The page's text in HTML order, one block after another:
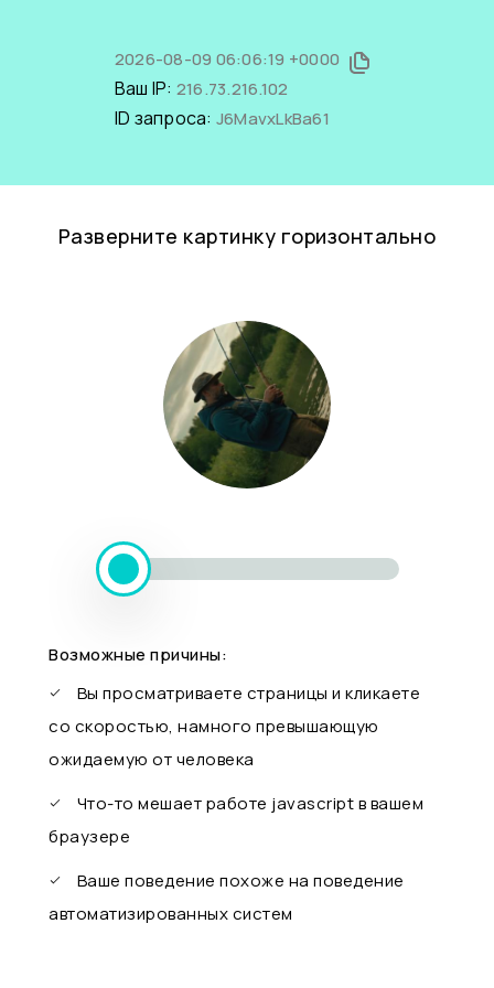
2026-08-09 06:06:19 +0000
Ваш IP: 216.73.216.102
ID запроса: J6MavxLkBa61
Разверните картинку горизонтально
Возможные причины:
Вы просматриваете страницы и кликаете
со скоростью, намного превышающую
ожидаемую от человека
Что-то мешает работе javascript в вашем
браузере
Ваше поведение похоже на поведение
автоматизированных систем